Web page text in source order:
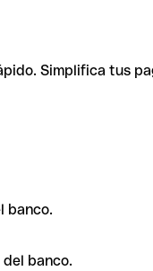
Simplifica tus
banco.
banco.